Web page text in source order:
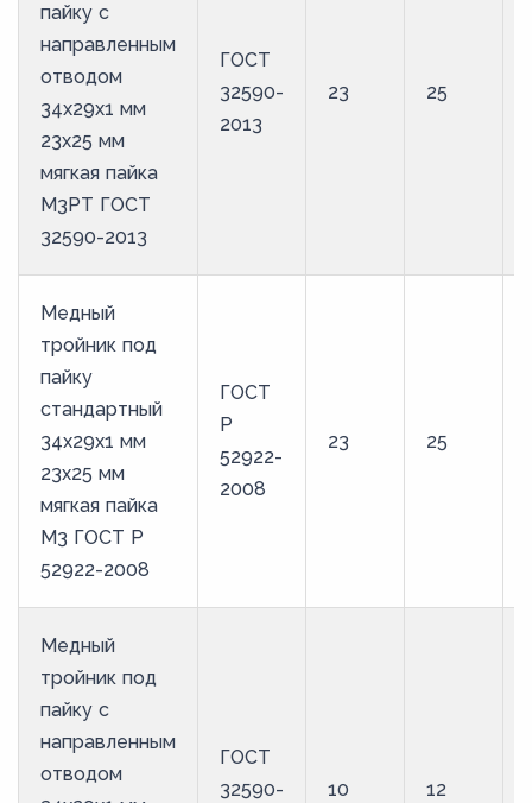
пайку с
направленным
отводом
34х29х1 мм
23х25 мм
мягкая пайка
М3РТ ГОСТ
32590-2013
ГОСТ
32590-
2013
23 25
Медный
тройник под
пайку
стандартный
34х29х1 мм
23х25 мм
мягкая пайка
М3 ГОСТ Р
52922-2008
ГОСТ
Р
52922-
2008
23 25
Медный
тройник под
пайку с
направленным
отводом
ГОСТ
32590-
10 12